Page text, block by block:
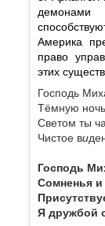
демонами
Америка
право
этих
Господь
Тёмную ночь
Светом ты
Чистое ви
Господь
Сомненья
Я дружбой